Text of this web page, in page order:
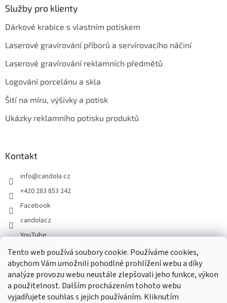
Tento web používá soubory cookie. Používáme cookies,
abychom Vám umožnili pohodlné prohlížení webu a díky
analýze provozu webu neustále zlepšovali jeho funkce, výkon
a použitelnost. Dalším procházením tohoto webu
vyjadřujete souhlas s jejich používáním. Kliknutím
Služby pro klienty
Dárkové krabice s vlastním potiskem
Laserové gravírování příborů a servírovacího náčiní
Laserové gravírování reklamních předmětů
Logování porcelánu a skla
Šití na míru, výšivky a potisk
Ukázky reklamního potisku produktů
Kontakt
info@candola.cz
+420 283 853 242
Facebook
candolacz
YouTube
Přijímáme online platby